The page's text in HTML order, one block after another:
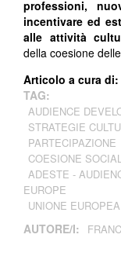
professioni,
incentivare ed
alle attività
della coesione
Articolo a cura di:
TAG:
AUDIENCE
STRATEGIE
PARTECIPAZIONE
COESIONE
ADESTE -
EUROPE
UNIONE EUROPEA
AUTORE/I: